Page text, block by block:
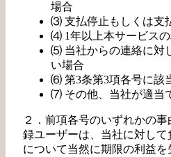
場合
⑶ 支払停止もしくは支
⑷ 1年以上本サービス
⑸ 当社からの連絡に対
い場合
⑹ 第3条第3項各号に該
⑺ その他、当社が適当
２．前項各号のいずれかの
録ユーザーは、当社に対し
について当然に期限の利益